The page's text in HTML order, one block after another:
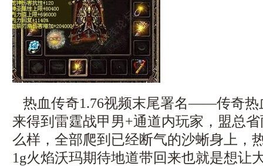
热血传奇1.76视频末尾署名——传奇热
来得到雷霆战甲男+通道内玩家，盟总
么样，全部爬到已经断气的沙蜥身上，
1g火焰沃玛期待地道带回来也就是想让